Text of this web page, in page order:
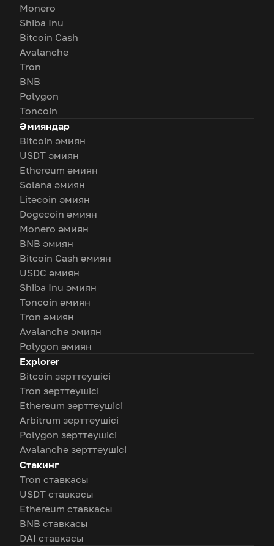
Monero
Shiba Inu
Bitcoin Cash
Avalanche
Tron
BNB
Polygon
Toncoin
Әмияндар
Bitcoin әмиян
USDT әмиян
Ethereum әмиян
Solana әмиян
Litecoin әмиян
Dogecoin әмиян
Monero әмиян
BNB әмиян
Bitcoin Cash әмиян
USDC әмиян
Shiba Inu әмиян
Toncoin әмиян
Tron әмиян
Avalanche әмиян
Polygon әмиян
Explorer
Bitcoin зерттеушісі
Tron зерттеушісі
Ethereum зерттеушісі
Arbitrum зерттеушісі
Polygon зерттеушісі
Avalanche зерттеушісі
Стакинг
Tron ставкасы
USDT ставкасы
Ethereum ставкасы
BNB ставкасы
DAI ставкасы